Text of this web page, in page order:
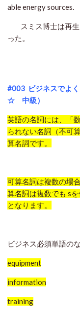
able energy
スミス博士は再生
った。
#003 ビジネスでよ
☆ 中級）
英語の名詞には、「
られない名詞（不可
算名詞です。
可算名詞は複数の場
算名詞は複数でも s
となります。
ビジネス必須単語の
equipment
information
training